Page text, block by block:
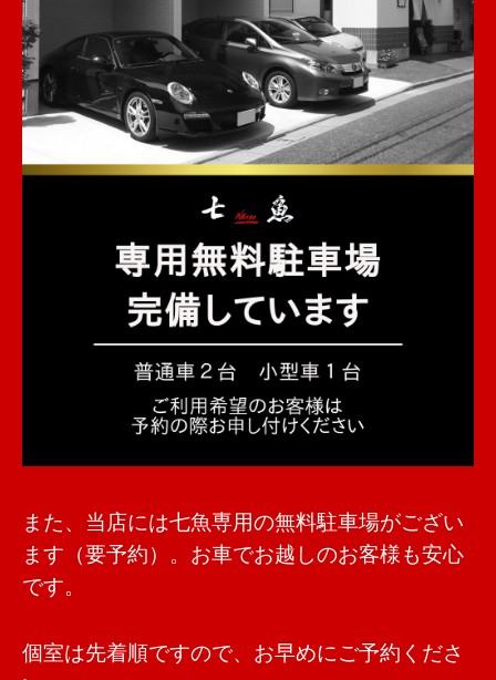
また、当店には七魚専用の無料駐車場がござい
ます（要予約）。お車でお越しのお客様も安心
です。
個室は先着順ですので、お早めにご予約くださ